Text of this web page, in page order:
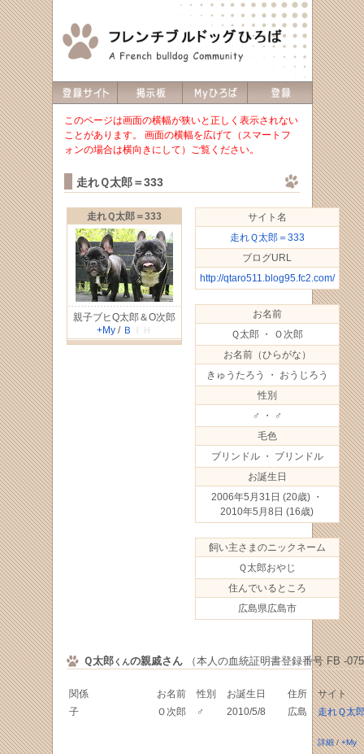
このページは画面の横幅が狭いと正しく表示されない
ことがあります。 画面の横幅を広げて（スマートフ
ォンの場合は横向きにして）ご覧ください。
走れＱ太郎＝333
走れＱ太郎＝333
親子ブヒQ太郎＆O次郎
+My/ Ｂ ＩＨ
サイト名
走れＱ太郎＝333
ブログURL
http://qtaro511.blog95.fc2.com/
お名前
Ｑ太郎 ・ Ｏ次郎
お名前（ひらがな）
きゅうたろう ・ おうじろう
性別
♂ ・ ♂
毛色
ブリンドル ・ ブリンドル
お誕生日
2006年5月31日 (20歳) ・
2010年5月8日 (16歳)
飼い主さまのニックネーム
Ｑ太郎おやじ
住んでいるところ
広島県広島市
Ｑ太郎くんの親戚さん（本人の血統証明書登録番号 FB -
関係 お名前 性別 お誕生日 住所
サイト
子
Ｏ次郎 ♂ 2010/5/8 広島 走れＱ太
詳細/+My